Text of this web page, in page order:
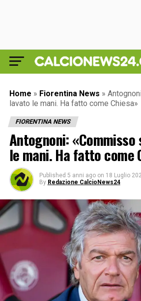
Home » Fiorentina News »
lavato le mani. Ha fatto come Chiesa»
FIORENTINA NEWS
Antognoni: «Commisso
le mani. Ha fatto come
Published 5 anni ago on 18 Luglio
By Redazione CalcioNews24